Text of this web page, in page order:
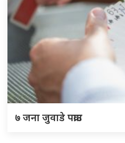
७ जना जुवाडे पक्राउ